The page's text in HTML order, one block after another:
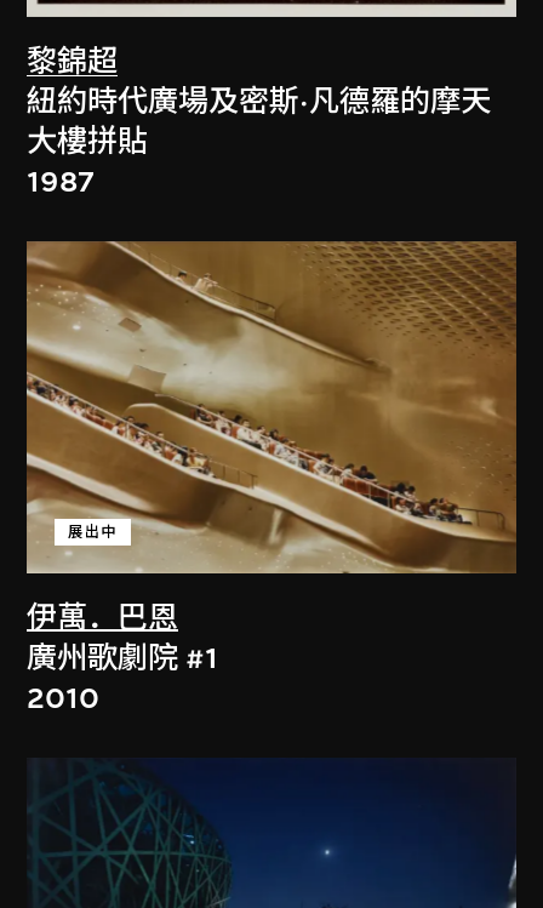
黎錦超
紐約時代廣場及密斯·凡德羅的摩天
大樓拼貼
1987
伊萬．巴恩
展出中
廣州歌劇院 #1
2010